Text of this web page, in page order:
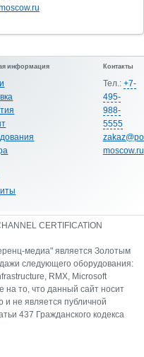
информация Контакты
Тел.: +7-
495-
988-
5555
moscow.ru
CERTIFICATION
медиа" является Золотым
следующего оборудования:
RMX, Microsoft
то, что данный сайт носит
не является публичной
437 Гражданского кодекса